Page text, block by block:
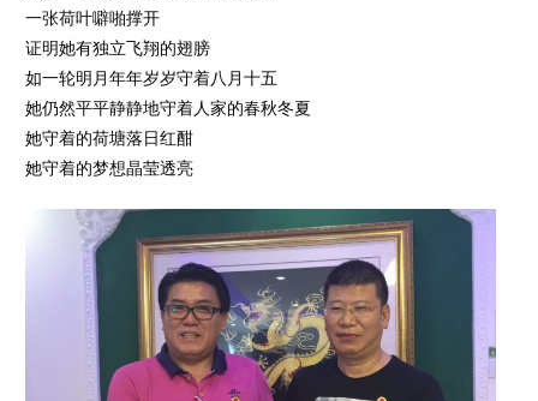
一张荷叶噼啪撑开
证明她有独立飞翔的翅膀
如一轮明月年年岁岁守着八月十五
她仍然平平静静地守着人家的春秋冬夏
她守着的荷塘落日红酣
她守着的梦想晶莹透亮